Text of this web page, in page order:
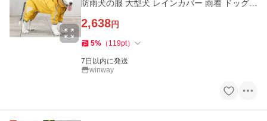
防雨犬の服 大型犬 レインカバー 雨着 ドッグウ
2,638円
5% （ 119pt）
7日以内に発送
winway